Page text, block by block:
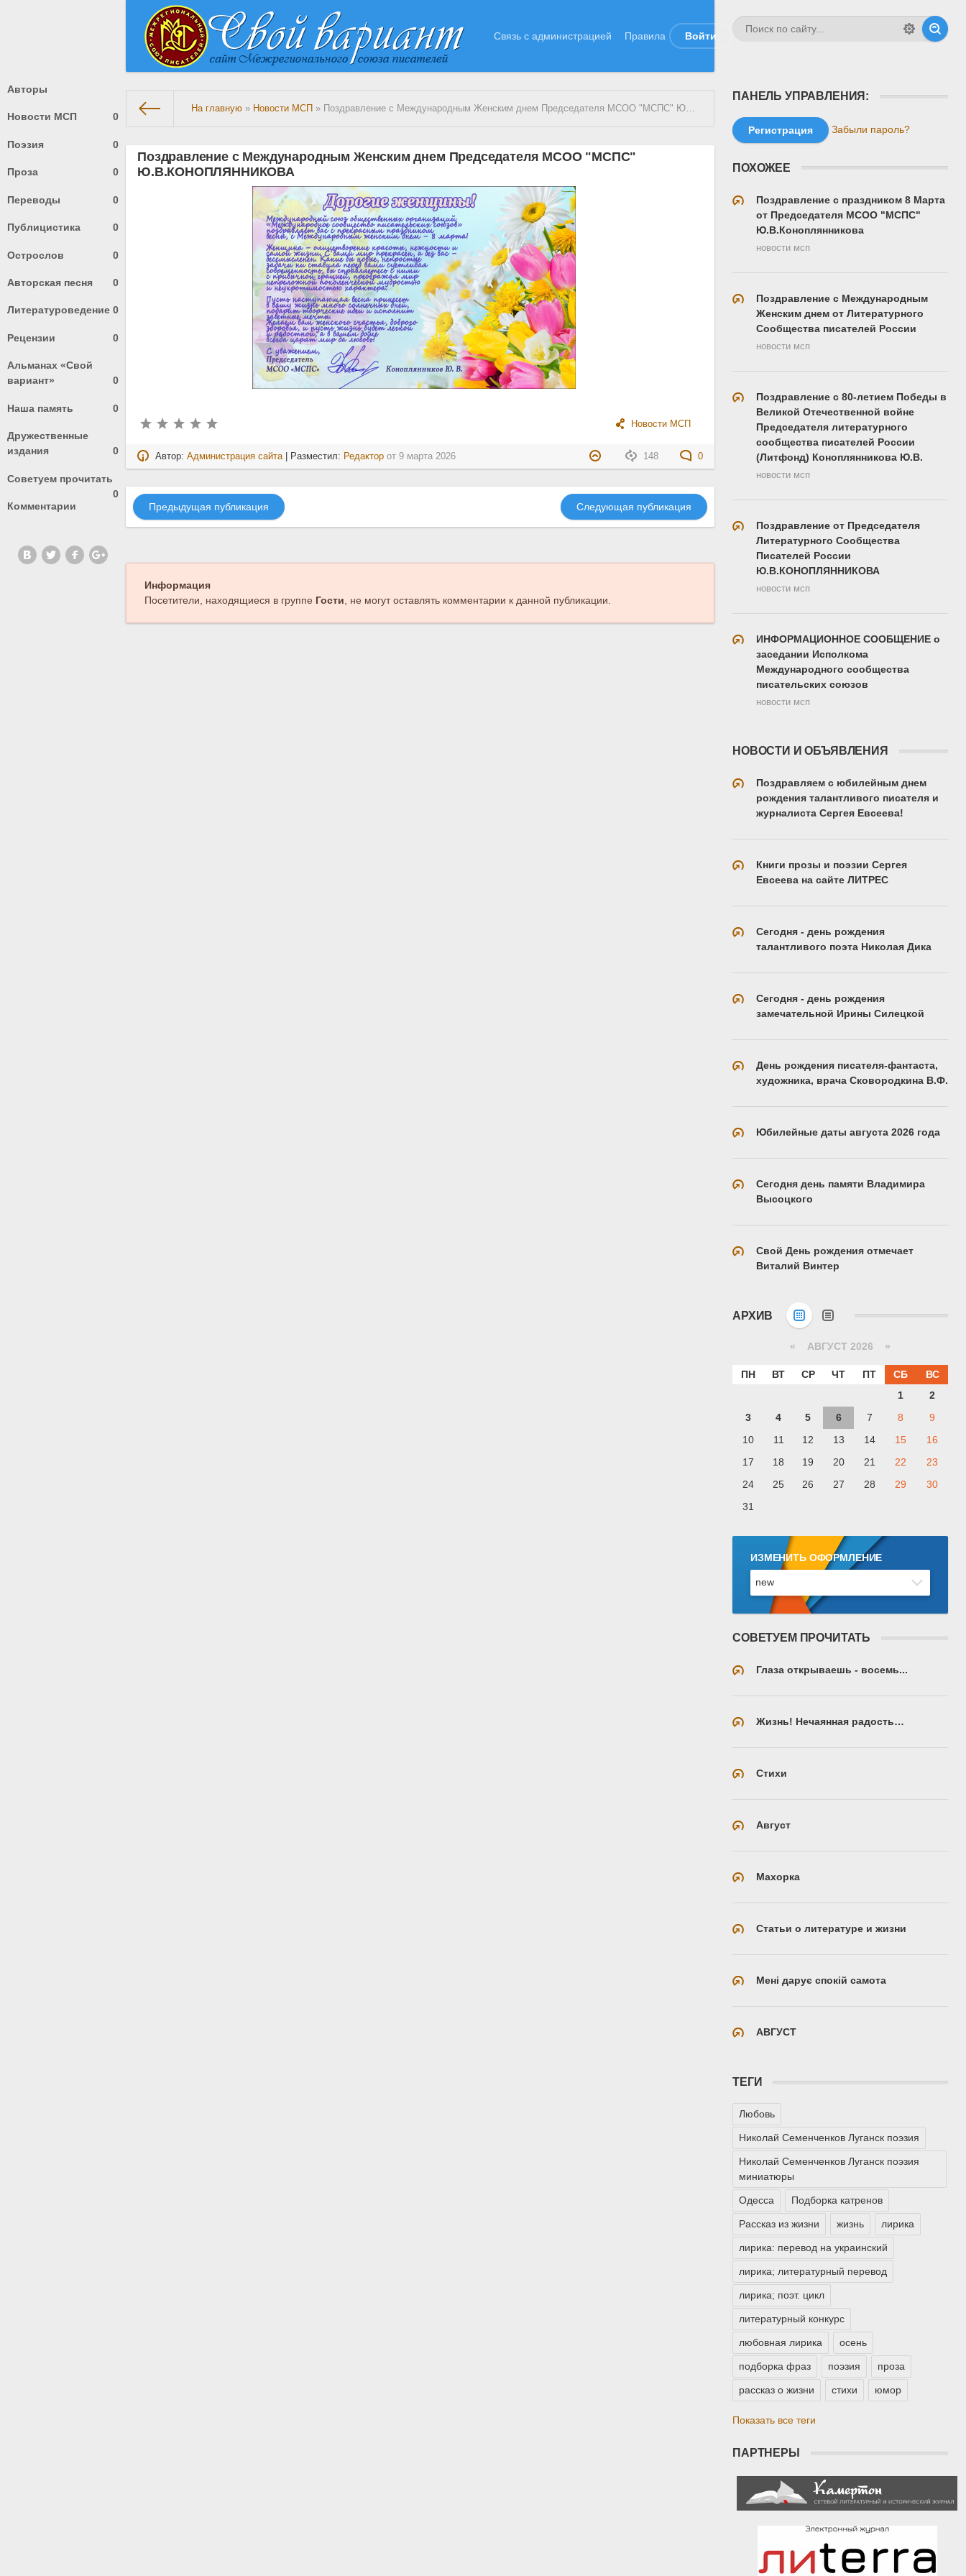
Связь с администрацией Правила Войти
Авторы
Новости МСП 0
Поэзия 0
Проза 0
Переводы 0
Публицистика 0
Острослов 0
Авторская песня 0
Литературоведение 0
Рецензии 0
Альманах «Свой
вариант»
0
Наша память 0
Дружественные
издания
0
Советуем прочитать
0
Комментарии
На главную » Новости МСП » Поздравление с Международным Женским днем Председателя МСОО "МСПС" Ю.В.КОНОПЛЯННИКОВА
Поздравление с Международным Женским днем Председателя МСОО "МСПС"
Ю.В.КОНОПЛЯННИКОВА
Новости МСП
148 0
Автор:Администрация сайта | Разместил: Редактор от9 марта 2026
Предыдущая публикация Следующая публикация
Информация
Посетители, находящиеся в группе Гости , не могут оставлять комментарии к данной публикации.
ПАНЕЛЬ УПРАВЛЕНИЯ:
Регистрация Забыли пароль?
ПОХОЖЕЕ
Поздравление с праздником 8 Марта
от Председателя МСОО "МСПС"
Ю.В.Коноплянникова
новости мсп
Поздравление с Международным
Женским днем от Литературного
Сообщества писателей России
новости мсп
Поздравление с 80-летием Победы в
Великой Отечественной войне
Председателя литературного
сообщества писателей России
(Литфонд) Коноплянникова Ю.В.
новости мсп
Поздравление от Председателя
Литературного Сообщества
Писателей России
Ю.В.КОНОПЛЯННИКОВА
новости мсп
ИНФОРМАЦИОННОЕ СООБЩЕНИЕ о
заседании Исполкома
Международного сообщества
писательских союзов
новости мсп
НОВОСТИ И ОБЪЯВЛЕНИЯ
Поздравляем с юбилейным днем
рождения талантливого писателя и
журналиста Сергея Евсеева!
Книги прозы и поэзии Сергея
Евсеева на сайте ЛИТРЕС
Сегодня - день рождения
талантливого поэта Николая Дика
Сегодня - день рождения
замечательной Ирины Силецкой
День рождения писателя-фантаста,
художника, врача Сковородкина В.Ф.
Юбилейные даты августа 2026 года
Сегодня день памяти Владимира
Высоцкого
Свой День рождения отмечает
Виталий Винтер
АРХИВ
« АВГУСТ 2026 »
ПН ВТ СР ЧТ ПТ СБ
ВС
1
2
3
4 5 6 7 8
9
10
11 12 13 14 15
16
17
18 19 20 21 22
23
24
25 26 27 28 29
30
31
ИЗМЕНИТЬ ОФОРМЛЕНИЕ
СОВЕТУЕМ ПРОЧИТАТЬ
Глаза открываешь - восемь...
Жизнь! Нечаянная радость…
Стихи
Август
Махорка
Статьи о литературе и жизни
Мені дарує спокій самота
АВГУСТ
ТЕГИ
Любовь
Николай Семенченков Луганск поэзия
Николай Семенченков Луганск поэзия
миниатюры
Одесса Подборка катренов
Рассказ из жизни жизнь лирика
лирика: перевод на украинский
лирика; литературный перевод
лирика; поэт. цикл
литературный конкурс
любовная лирика осень
подборка фраз поэзия проза
рассказ о жизни стихи юмор
Показать все теги
ПАРТНЕРЫ